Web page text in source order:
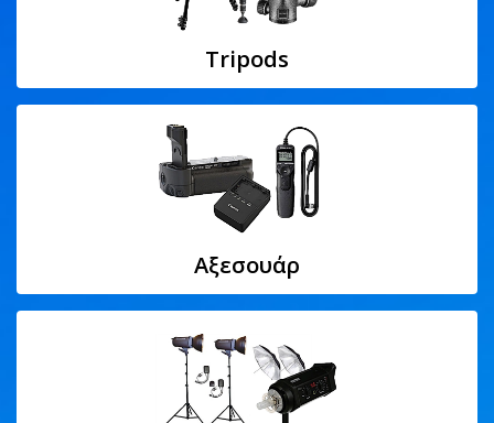
Tripods
Αξεσουάρ